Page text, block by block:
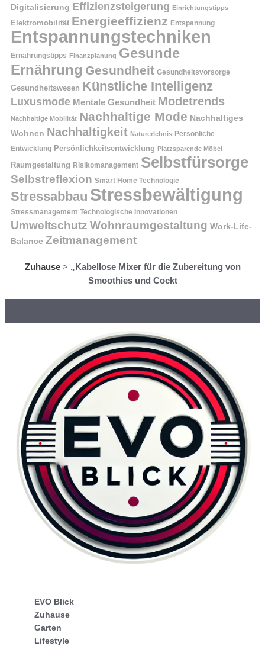
Digitalisierung Effizienzsteigerung Einrichtungstipps
Elektromobilität Energieeffizienz Entspannung
Entspannungstechniken
Ernährungstipps Finanzplanung Gesunde
Ernährung Gesundheit Gesundheitsvorsorge
Gesundheitswesen Künstliche Intelligenz
Luxusmode Mentale Gesundheit Modetrends
Nachhaltige Mobilität Nachhaltige Mode Nachhaltiges
Wohnen Nachhaltigkeit Naturerlebnis Persönliche
Entwicklung Persönlichkeitsentwicklung Platzsparende Möbel
Raumgestaltung Risikomanagement Selbstfürsorge
Selbstreflexion Smart Home Technologie
Stressabbau Stressbewältigung
Stressmanagement Technologische Innovationen
Umweltschutz Wohnraumgestaltung Work-Life-
Balance Zeitmanagement
Zuhause> „Kabellose Mixer für die Zubereitung von
Smoothies und Cockt
EVO Blick
Zuhause
Garten
Lifestyle